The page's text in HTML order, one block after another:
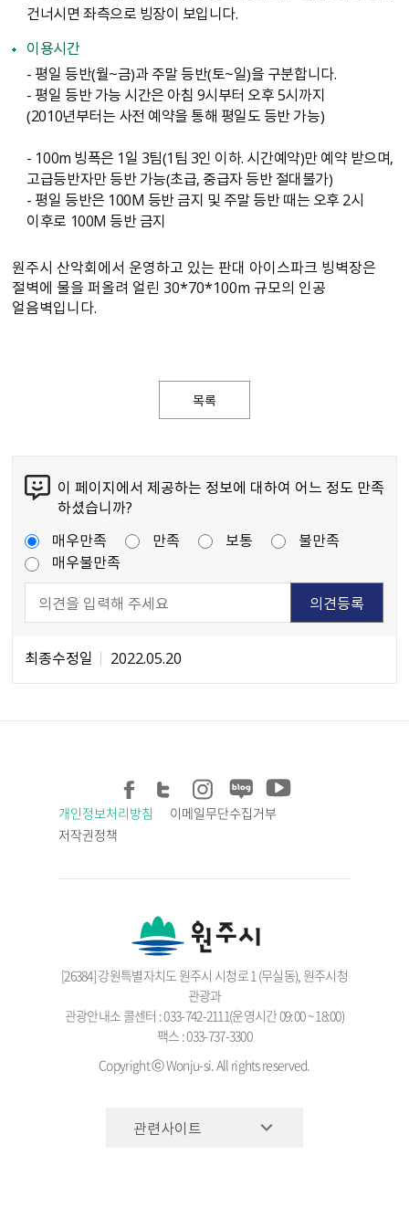
건너시면 좌측으로 빙장이 보입니다.
이용시간
- 평일 등반（월~금）과 주말 등반（토~일）을 구분합니다.
- 평일 등반 가능 시간은 아침 9시부터 오후 5시까지
（2010년부터는 사전 예약을 통해 평일도 등반 가능）
- 100m 빙폭은 1일 3팀（1팀 3인 이하. 시간예약）만 예약 받으며,
고급등반자만 등반 가능（초급, 중급자 등반 절대불가）
- 평일 등반은 100M 등반 금지 및 주말 등반 때는 오후 2시
이후로 100M 등반 금지
원주시 산악회에서 운영하고 있는 판대 아이스파크 빙벽장은
절벽에 물을 퍼올려 얼린 30*70*100m 규모의 인공
얼음벽입니다.
목록
이 페이지에서 제공하는 정보에 대하여 어느 정도 만족
하셨습니까?
매우만족
만족 보통
불만족
매우불만족
최종수정일 2022.05.20
개인정보처리방침
이메일무단수집거부
저작권정책
[26384] 강원특별자치도 원주시 시청로 1 (무실동), 원주시청
관광과
관광안내소 콜센터 : 033-742-2111(운영시간 09:00 ~ 18:00)
팩스 : 033-737-3300
Copyright ⓒ Wonju-si. All rights reserved.
관련사이트